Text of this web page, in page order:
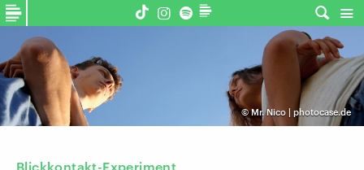
©Mr. Nico | photocase.de
Blickkontakt-Experiment